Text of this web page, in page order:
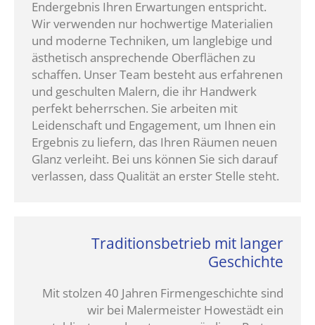
Endergebnis Ihren Erwartungen entspricht.
Wir verwenden nur hochwertige Materialien
und moderne Techniken, um langlebige und
ästhetisch ansprechende Oberflächen zu
schaffen. Unser Team besteht aus erfahrenen
und geschulten Malern, die ihr Handwerk
perfekt beherrschen. Sie arbeiten mit
Leidenschaft und Engagement, um Ihnen ein
Ergebnis zu liefern, das Ihren Räumen neuen
Glanz verleiht. Bei uns können Sie sich darauf
verlassen, dass Qualität an erster Stelle steht.
Traditionsbetrieb mit langer
Geschichte
Mit stolzen 40 Jahren Firmengeschichte sind
wir bei Malermeister Howestädt ein